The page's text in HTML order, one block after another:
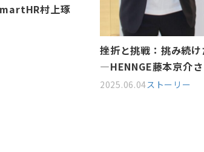
んでいく力
「人事×ビジネス」
リア論―PLAID宮本和
2025.05.09ストーリー